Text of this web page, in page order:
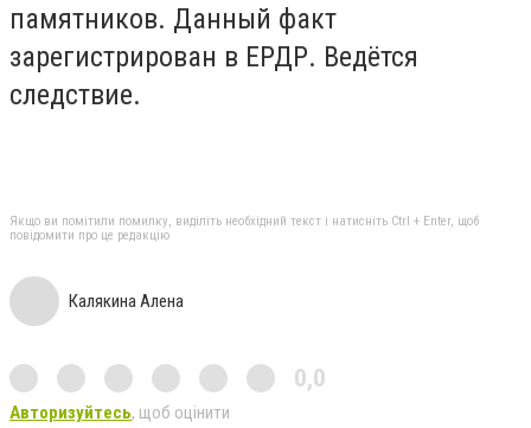
памятников. Данный факт
зарегистрирован в ЕРДР. Ведётся
следствие.
Якщо ви помітили помилку, виділіть необхідний текст і натисніть Ctrl + Enter, щоб
повідомити про це редакцію
Калякина Алена
0,0
Авторизуйтесь, щоб оцінити